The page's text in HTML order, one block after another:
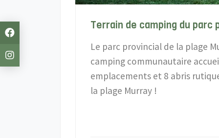
Terrain de camping du parc
Le parc provincial de la plage
camping communautaire
emplacements et 8 abris
la plage Murray !